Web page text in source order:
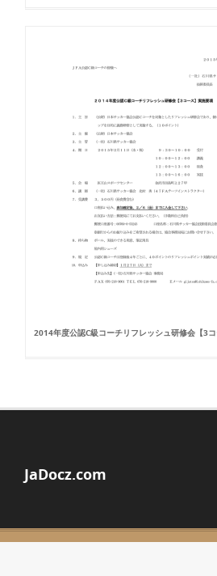
2014年度公認C級コーチリフレッシュ研修会【3
JaDocz.com